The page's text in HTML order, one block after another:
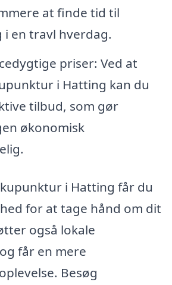
at finde tid til
i en travl hverdag.
priser: Ved at
i Hatting kan du
tilbud, som gør
økonomisk
i Hatting får du
for at tage hånd om dit
også lokale
får en mere
Besøg